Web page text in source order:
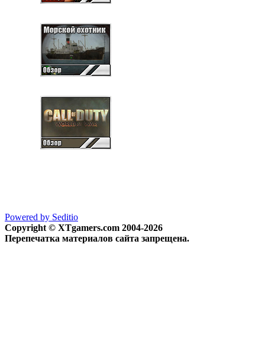
Powered by Seditio
Copyright © XTgamers.com 2004-2026
Перепечатка материалов сайта запрещена.